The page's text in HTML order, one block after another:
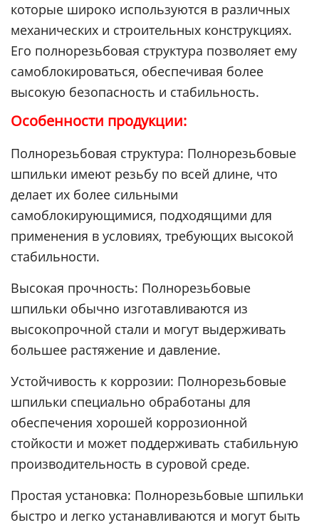
которые широко используются в различных
механических и строительных конструкциях.
Его полнорезьбовая структура позволяет ему
самоблокироваться, обеспечивая более
высокую безопасность и стабильность.
Особенности продукции:
Полнорезьбовая структура: Полнорезьбовые
шпильки имеют резьбу по всей длине, что
делает их более сильными
самоблокирующимися, подходящими для
применения в условиях, требующих высокой
стабильности.
Высокая прочность: Полнорезьбовые
шпильки обычно изготавливаются из
высокопрочной стали и могут выдерживать
большее растяжение и давление.
Устойчивость к коррозии: Полнорезьбовые
шпильки специально обработаны для
обеспечения хорошей коррозионной
стойкости и может поддерживать стабильную
производительность в суровой среде.
Простая установка: Полнорезьбовые шпильки
быстро и легко устанавливаются и могут быть